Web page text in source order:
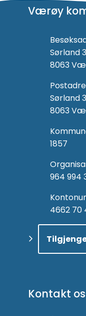
Værøy
Sørland
8063
Sørland
8063
1857
964 994
4662 70
Kontakt